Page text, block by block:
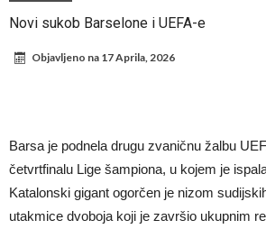
turniru! Povređeno još 12 igrača!
Kapiten slavnog kluba pretučen nasmrt
država traži pravdu
Novi sukob Barselone i UEFA-e
Objavljeno na 17 Aprila, 2026
Barsa je podnela drugu zvaničnu žalbu
četvrtfinalu Lige šampiona, u kojem je
Katalonski gigant ogorčen je nizom
utakmice dvoboja koji je završio ukupnim